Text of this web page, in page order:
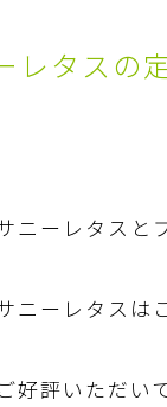
レタスの
ニーレタスと
ニーレタスは
評いただい